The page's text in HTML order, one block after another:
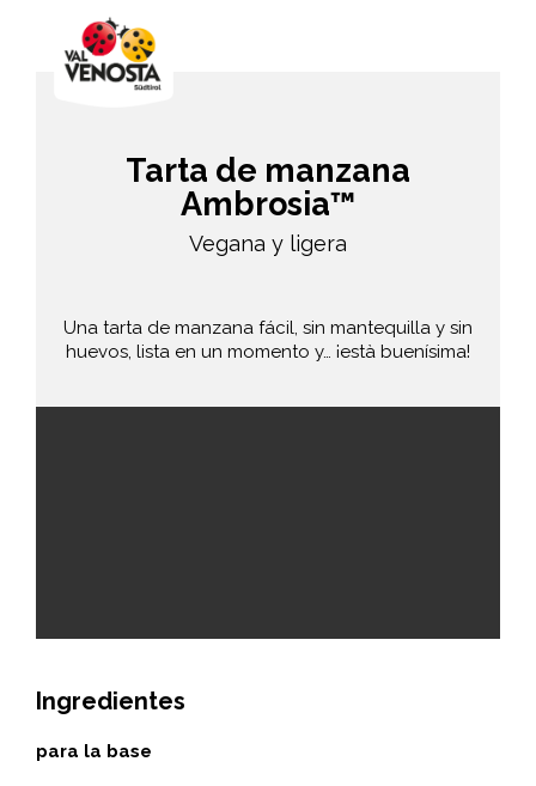
Tarta de manzana
Ambrosia™
Vegana y ligera
Una tarta de manzana fácil, sin mantequilla y sin
huevos, lista en un momento y… ¡està buenísima!
Ingredientes
para la base